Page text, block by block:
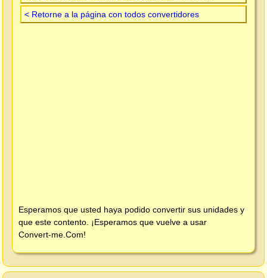
< Retorne a la página con todos convertidores
Esperamos que usted haya podido convertir sus unidades y
que este contento. ¡Esperamos que vuelve a usar
Convert-me.Com!